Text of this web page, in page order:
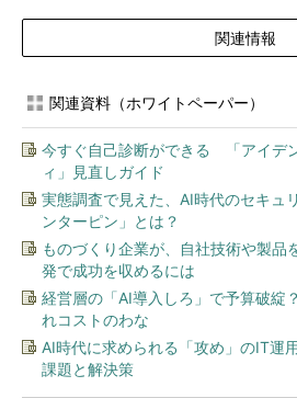
関連情報
関連資料（ホワイトペーパー）
今すぐ自己診断ができる 「アイデ
ィ」見直しガイド
実態調査で見えた、AI時代のセキュ
ンターピン」とは？
ものづくり企業が、自社技術や製品
発で成功を収めるには
経営層の「AI導入しろ」で予算破
れコストのわな
AI時代に求められる「攻め」のIT運
課題と解決策